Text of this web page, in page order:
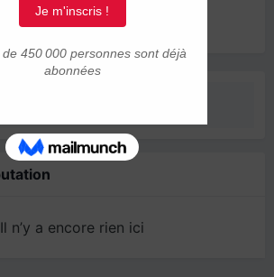
Il n’y a encore rien ici